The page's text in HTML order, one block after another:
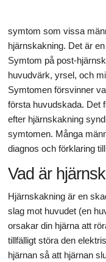
symtom som vissa
hjärnskakning. Det är
Symtom på post-
huvudvärk, yrsel, och
Symtomen försvinner
första huvudskada. Det
efter hjärnskakning
symtomen. Många
diagnos och förklaring
Vad är
Hjärnskakning är en
slag mot huvudet (en
orsakar din hjärna att
tillfälligt störa den
hjärnan så att hjärnan